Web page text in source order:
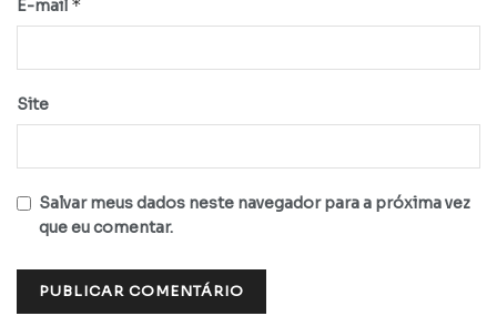
E-mail *
Site
Salvar meus dados neste navegador para a próxima vez
que eu comentar.